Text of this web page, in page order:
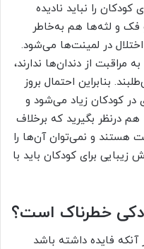
را نباید نادیده
و لثه‌ها هم به‌خاطر
در لمینت‌ها می‌شود.
مراقبت از دندان‌ها ندارند،
بنابراین احتمال بروز
در کودکان زیاد می‌شود و
درنظر بگیرید که برخلاف
هستند و نمی‌توان آن‌ها را
زیبایی برای کودکان باید با
خطرناک است؟
آنکه فایده داشته باشد